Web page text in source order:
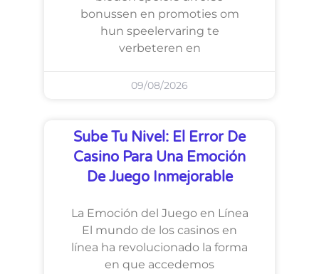
bonussen en promoties om
hun speelervaring te
verbeteren en
09/08/2026
Sube Tu Nivel: El Error De
Casino Para Una Emoción
De Juego Inmejorable
La Emoción del Juego en Línea
El mundo de los casinos en
línea ha revolucionado la forma
en que accedemos